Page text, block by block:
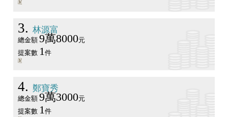
3 林源富
總金額 9萬8000元
提案數 1件
4 鄭寶秀
總金額 9萬3000元
提案數 1件